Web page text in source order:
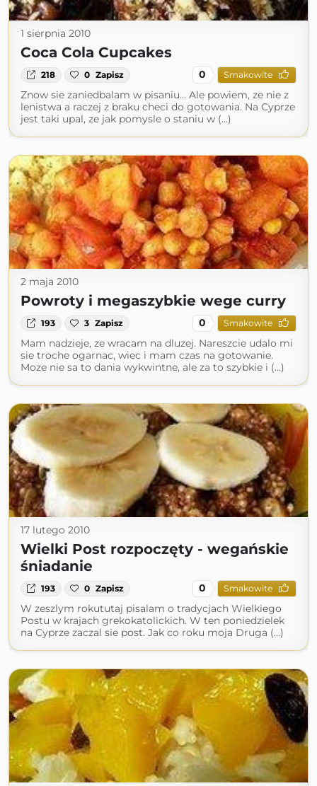
1 sierpnia 2010
Coca Cola Cupcakes
218 0 Zapisz 0 Smakowite
Znow sie zaniedbalam w pisaniu... Ale powiem, ze nie z
lenistwa a raczej z braku checi do gotowania. Na Cyprze
jest taki upal, ze jak pomysle o staniu w (...)
2 maja 2010
Powroty i megaszybkie wege curry
193 3 Zapisz 0 Smakowite
Mam nadzieje, ze wracam na dluzej. Nareszcie udalo mi
sie troche ogarnac, wiec i mam czas na gotowanie.
Moze nie sa to dania wykwintne, ale za to szybkie i (...)
17 lutego 2010
Wielki Post rozpoczęty - wegańskie
śniadanie
193 0 Zapisz 0 Smakowite
W zeszlym rokututaj pisalam o tradycjach Wielkiego
Postu w krajach grekokatolickich. W ten poniedzielek
na Cyprze zaczal sie post. Jak co roku moja Druga (...)